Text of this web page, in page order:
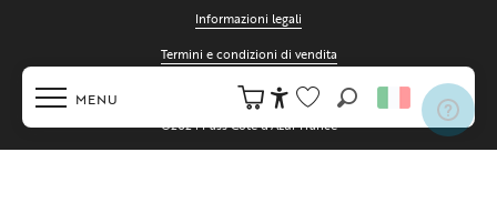
MENU
Accessibilité
Voir les favoris
Ricerca
Informazioni legali
Termini e condizioni di vendita
Cookies
©2024 Pass Côte d'Azur France